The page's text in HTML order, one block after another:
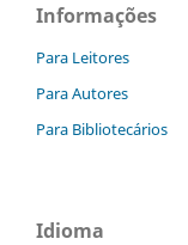
Informações
Para Leitores
Para Autores
Para Bibliotecários
Idioma